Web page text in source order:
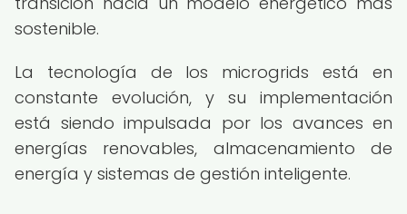
sostenible.
La tecnología de los microgrids está en
constante evolución, y su implementación
está siendo impulsada por los avances en
energías renovables, almacenamiento de
energía y sistemas de gestión inteligente.